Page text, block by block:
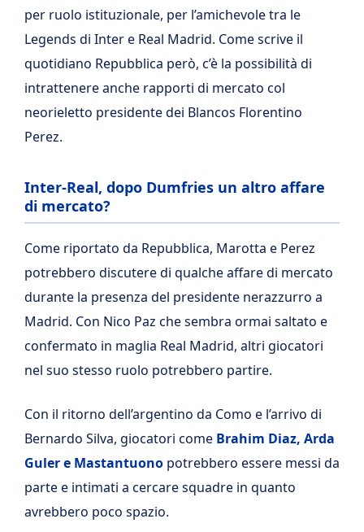
per ruolo istituzionale, per l’amichevole tra le
Legends di Inter e Real Madrid. Come scrive il
quotidiano Repubblica però, c’è la possibilità di
intrattenere anche rapporti di mercato col
neorieletto presidente dei Blancos Florentino
Perez.
Inter-Real, dopo Dumfries un altro affare
di mercato?
Come riportato da Repubblica, Marotta e Perez
potrebbero discutere di qualche affare di mercato
durante la presenza del presidente nerazzurro a
Madrid. Con Nico Paz che sembra ormai saltato e
confermato in maglia Real Madrid, altri giocatori
nel suo stesso ruolo potrebbero partire.
Con il ritorno dell’argentino da Como e l’arrivo di
Bernardo Silva, giocatori come Brahim Diaz, Arda
Guler e Mastantuono potrebbero essere messi da
parte e intimati a cercare squadre in quanto
avrebbero poco spazio.